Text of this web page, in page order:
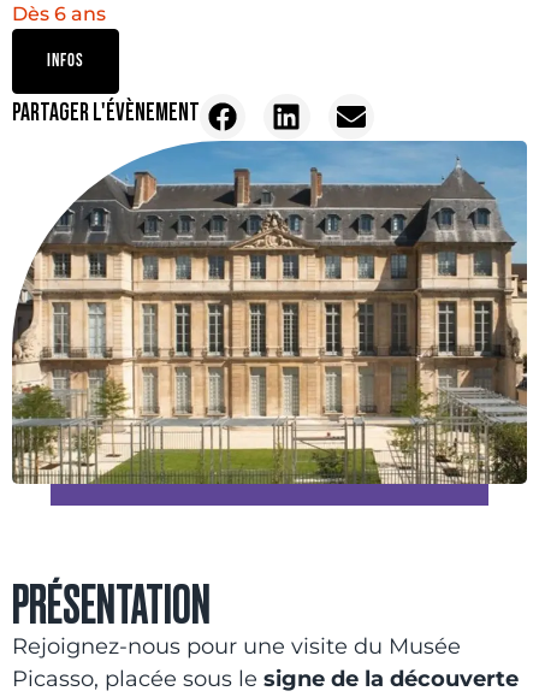
Dès 6 ans
INFOS
PARTAGER L'ÉVÈNEMENT
PRÉSENTATION
Rejoignez-nous pour une visite du Musée
Picasso, placée sous le signe de la découverte